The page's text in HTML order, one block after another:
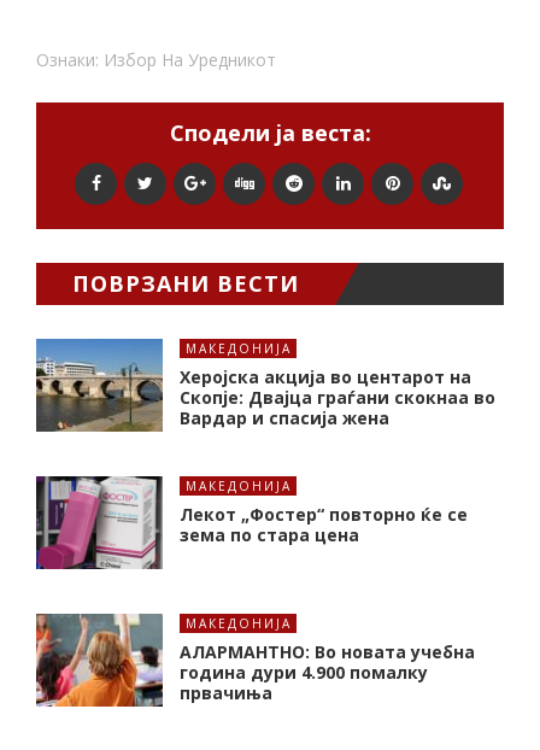
Ознаки: Избор На Уредникот
Сподели ја веста:
ПОВРЗАНИ ВЕСТИ
МАКЕДОНИЈА
Херојска акција во центарот на
Скопје: Двајца граѓани скокнаа во
Вардар и спасија жена
МАКЕДОНИЈА
Лекот „Фостер“ повторно ќе се
зема по стара цена
МАКЕДОНИЈА
АЛАРМАНТНО: Во новата учебна
година дури 4.900 помалку
првачиња